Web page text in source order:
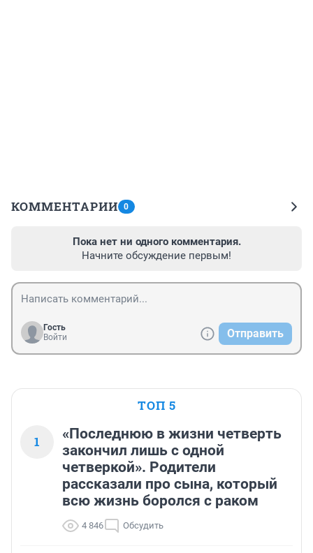
КОММЕНТАРИИ 0
Пока нет ни одного комментария.
Начните обсуждение первым!
Гость
Войти
Отправить
ТОП 5
1
«Последнюю в жизни четверть
закончил лишь с одной
четверкой». Родители
рассказали про сына, который
всю жизнь боролся с раком
4 846 Обсудить